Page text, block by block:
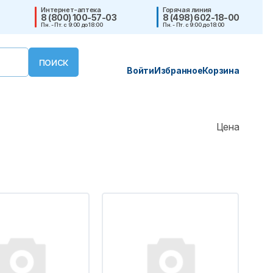
Интернет-аптека
8 (800) 100-57-03
Пн. - Пт. с 9:00 до 18:00
Горячая линия
8 (498) 602-18-00
Пн. - Пт. с 9:00 до 18:00
ВойтиИзбранноеКорзина
Цена